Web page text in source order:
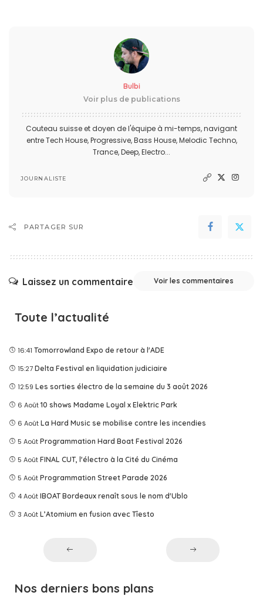
Bulbi
Voir plus de publications
Couteau suisse et doyen de l'équipe à mi-temps, navigant
entre Tech House, Progressive, Bass House, Melodic Techno,
Trance, Deep, Electro...
JOURNALISTE
PARTAGER SUR
Laissez un commentaire Voir les commentaires
Toute l’actualité
16:41 Tomorrowland Expo de retour à l'ADE
15:27 Delta Festival en liquidation judiciaire
12:59 Les sorties électro de la semaine du 3 août 2026
6 Août 10 shows Madame Loyal x Elektric Park
6 Août La Hard Music se mobilise contre les incendies
5 Août Programmation Hard Boat Festival 2026
5 Août FINAL CUT, l'électro à la Cité du Cinéma
5 Août Programmation Street Parade 2026
4 Août IBOAT Bordeaux renaît sous le nom d'Ublo
3 Août L’Atomium en fusion avec Tîesto
Nos derniers bons plans